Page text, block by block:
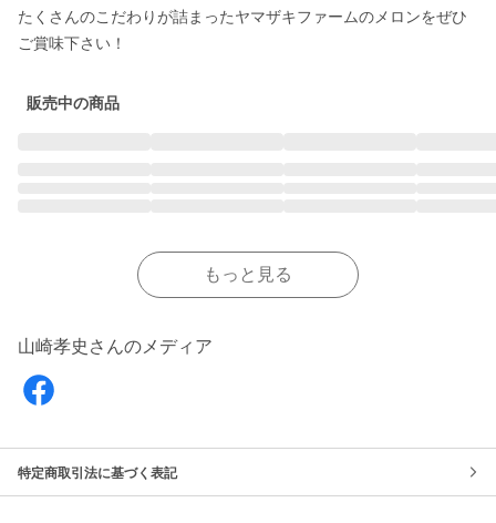
たくさんのこだわりが詰まったヤマザキファームのメロンをぜひ
ご賞味下さい！
販売中の商品
もっと見る
山崎孝史さんのメディア
特定商取引法に基づく表記